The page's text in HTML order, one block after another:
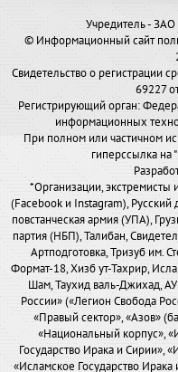
Учредитель - ЗАО
© Информационный сайт
Свидетельство о регистрации
69227
Регистрирующий орган:
информационных
При полном или частичном
гиперссылка на
*Организации,
(Facebook и Instagram), Русский
повстанческая армия (УПА),
партия (НБП), Талибан,
Артподготовка, Тризуб им.
Формат-18, Хизб ут-Тахрир,
Шам, Таухид валь-Джихад,
России» («Легион Свобода
«Правый сектор», «Азов»
«Национальный корпус»,
Государство Ирака и Сирии»,
«Исламское Государство